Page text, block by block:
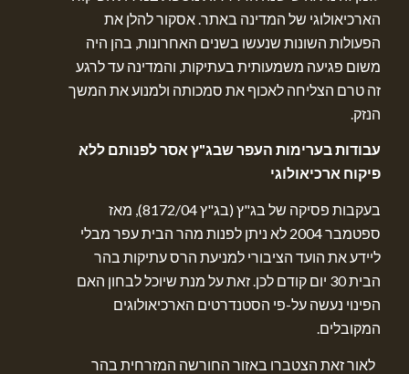
הארכיאולוגי של המדינה באתר. אסקור להלן את
הפעולות השונות שנעשו בשנים האחרונות, בהן היה
משום פגיעה משמעותית בעתיקות, והמדינה עד לרגע
זה טרם הצליחה לאכוף את סמכותה ולמנוע את המשך
הנזק.
עבודות בערימות העפר שבג"ץ אסר לפנותם ללא
פיקוח ארכיאולוגי
בעקבות פסיקה של בג"ץ (בג"ץ 8172/04), מאז
ספטמבר 2004 לא ניתן לפנות מהר הבית עפר מבלי
ליידע את הועד הציבורי למניעת הרס עתיקות בהר
הבית 30 יום קודם לכן. זאת על מנת שיוכל לבחון האם
הפינוי נעשה על-פי הסטנדרטים הארכיאולוגים
המקובלים.
לאור זאת הצטברו באזור החורשה המזרחית בהר